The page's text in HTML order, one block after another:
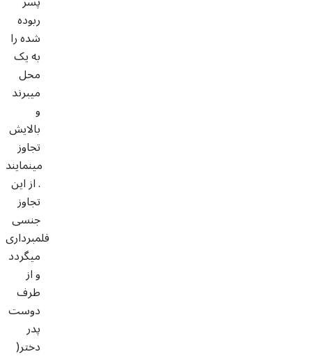
ربوده
شده را
به یک
محل
میبرند
و
بالایش
تجاوز
مینمایند
. از این
تجاوز
جنسی
فلمبرداری
میگردد
و از
طرف
دوست
پدر
دختر(